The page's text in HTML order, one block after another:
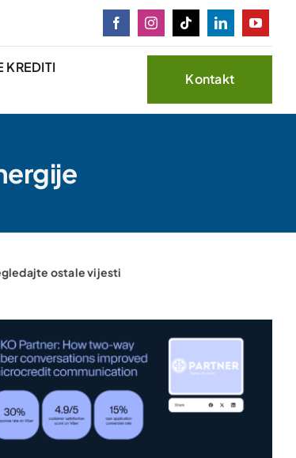
KREDITI
Kontakt
ostale vijesti